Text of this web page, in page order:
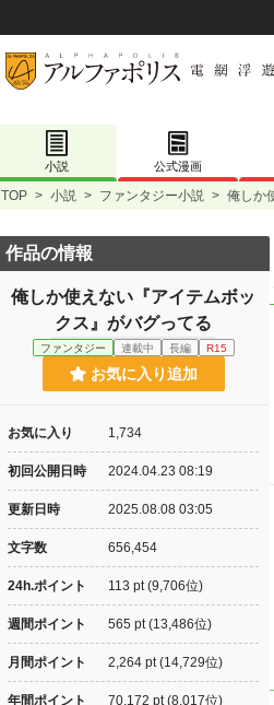
小説 公式漫画
TOP > 小説 > ファンタジー小説 > 俺しか
作品の情報
俺しか使えない『アイテムボッ
クス』がバグってる
ファンタジー 連載中 長編 R15
お気に入り追加
お気に入り 1,734
初回公開日時 2024.04.23 08:19
更新日時 2025.08.08 03:05
文字数 656,454
24h.ポイント 113 pt (9,706位)
週間ポイント 565 pt (13,486位)
月間ポイント 2,264 pt (14,729位)
年間ポイント 70,172 pt (8,017位)